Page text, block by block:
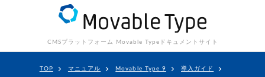
CMSプラットフォーム Movable Type ドキュメントサイト
TOP マニュアル Movable Type 9 導入ガイド